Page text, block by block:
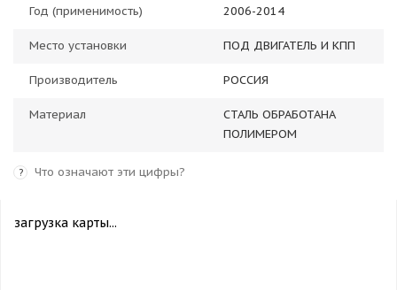
Год (применимость) 2006-2014
Место установки ПОД ДВИГАТЕЛЬ И КПП
Производитель РОССИЯ
Материал
СТАЛЬ ОБРАБОТАНА
ПОЛИМЕРОМ
? Что означают эти цифры?
загрузка карты...